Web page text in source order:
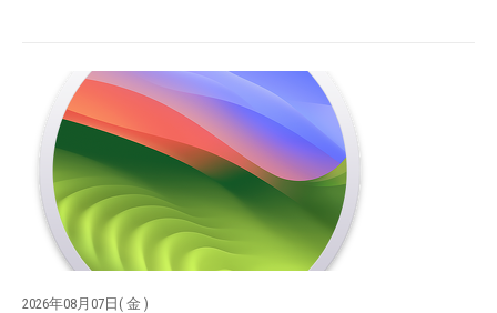
2026年08月07日( 金 )